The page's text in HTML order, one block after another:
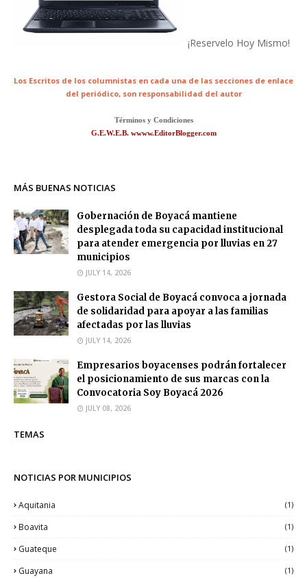
¡Reservelo Hoy Mismo!
Los Escritos de los columnistas en cada una de las secciones de enlace
del periódico, son responsabilidad del autor
Términos y Condiciones
G.E.W.E.B. wwww.EditorBlogger.com
MÁS BUENAS NOTICIAS
Gobernación de Boyacá mantiene
desplegada toda su capacidad institucional
para atender emergencia por lluvias en 27
municipios
JULY 14, 2026
Gestora Social de Boyacá convoca a jornada
de solidaridad para apoyar a las familias
afectadas por las lluvias
JULY 14, 2026
Empresarios boyacenses podrán fortalecer
el posicionamiento de sus marcas con la
Convocatoria Soy Boyacá 2026
JULY 08, 2026
TEMAS
NOTICIAS POR MUNICIPIOS
Aquitania (1)
Boavita (1)
Guateque (1)
Guayana (1)